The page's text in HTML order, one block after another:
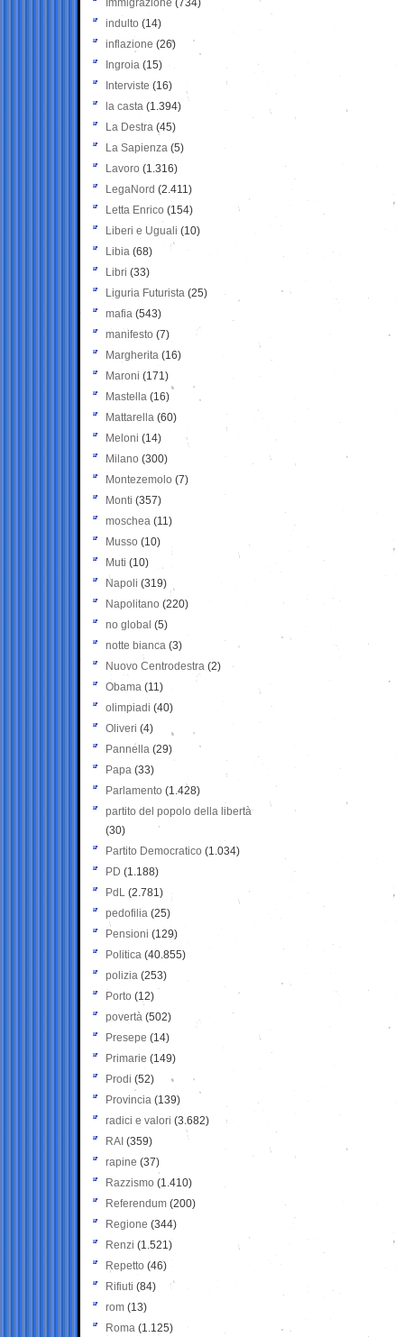
Immigrazione (734)
indulto (14)
inflazione (26)
Ingroia (15)
Interviste (16)
la casta (1.394)
La Destra (45)
La Sapienza (5)
Lavoro (1.316)
LegaNord (2.411)
Letta Enrico (154)
Liberi e Uguali (10)
Libia (68)
Libri (33)
Liguria Futurista (25)
mafia (543)
manifesto (7)
Margherita (16)
Maroni (171)
Mastella (16)
Mattarella (60)
Meloni (14)
Milano (300)
Montezemolo (7)
Monti (357)
moschea (11)
Musso (10)
Muti (10)
Napoli (319)
Napolitano (220)
no global (5)
notte bianca (3)
Nuovo Centrodestra (2)
Obama (11)
olimpiadi (40)
Oliveri (4)
Pannella (29)
Papa (33)
Parlamento (1.428)
partito del popolo della libertà
(30)
Partito Democratico (1.034)
PD (1.188)
PdL (2.781)
pedofilia (25)
Pensioni (129)
Politica (40.855)
polizia (253)
Porto (12)
povertà (502)
Presepe (14)
Primarie (149)
Prodi (52)
Provincia (139)
radici e valori (3.682)
RAI (359)
rapine (37)
Razzismo (1.410)
Referendum (200)
Regione (344)
Renzi (1.521)
Repetto (46)
Rifiuti (84)
rom (13)
Roma (1.125)